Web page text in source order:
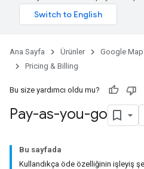
Ana Sayfa Ürünler Google
Pricing & Billing
Bu size yardımcı oldu mu?
Pay-as-you-go
Bu sayfada
Kullandıkça öde özelliğinin işleyiş